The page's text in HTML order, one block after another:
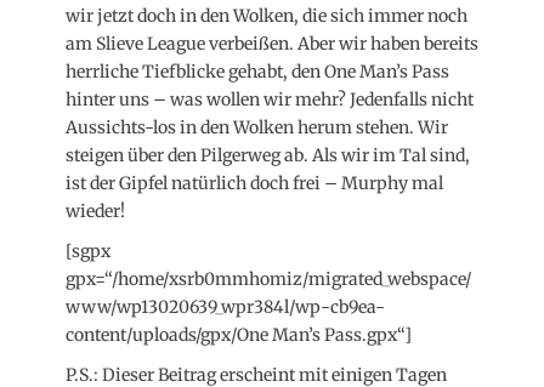
wir jetzt doch in den Wolken, die sich immer noch
am Slieve League verbeißen. Aber wir haben bereits
herrliche Tiefblicke gehabt, den One Man’s Pass
hinter uns – was wollen wir mehr? Jedenfalls nicht
Aussichts-los in den Wolken herum stehen. Wir
steigen über den Pilgerweg ab. Als wir im Tal sind,
ist der Gipfel natürlich doch frei – Murphy mal
wieder!
[sgpx
gpx=“/home/xsrb0mmhomiz/migrated_webspace/
www/wp13020639_wpr384l/wp-cb9ea-
content/uploads/gpx/One Man’s Pass.gpx“]
P.S.: Dieser Beitrag erscheint mit einigen Tagen